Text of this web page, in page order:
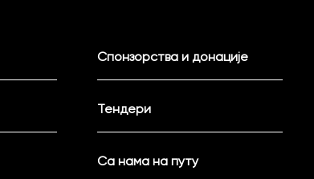
Спонзорства и донације
Тендери
Са нама на путу